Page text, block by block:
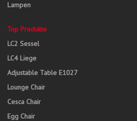
Lampen
Top Produkte
LC2 Sessel
LC4 Liege
Adjustable Table E1027
Lounge Chair
Cesca Chair
Egg Chair